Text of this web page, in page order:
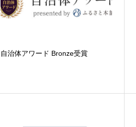
自治体アワード Bronze受賞